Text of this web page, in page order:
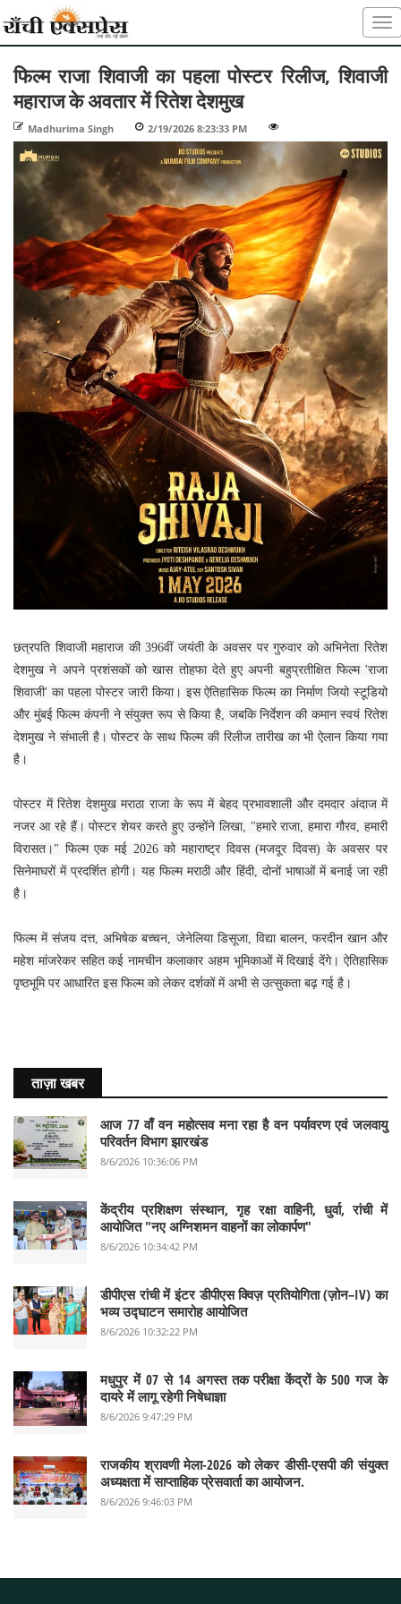
फिल्म राजा शिवाजी का पहला पोस्टर रिलीज, शिवाजी
महाराज के अवतार में रितेश देशमुख
Madhurima Singh 2/19/2026 8:23:33 PM
छत्रपति शिवाजी महाराज की 396वीं जयंती के अवसर पर गुरुवार को अभिनेता रितेश
देशमुख ने अपने प्रशंसकों को खास तोहफा देते हुए अपनी बहुप्रतीक्षित फिल्म 'राजा
शिवाजी' का पहला पोस्टर जारी किया। इस ऐतिहासिक फिल्म का निर्माण जियो स्टूडियो
और मुंबई फिल्म कंपनी ने संयुक्त रूप से किया है, जबकि निर्देशन की कमान स्वयं रितेश
देशमुख ने संभाली है। पोस्टर के साथ फिल्म की रिलीज तारीख का भी ऐलान किया गया
है।
पोस्टर में रितेश देशमुख मराठा राजा के रूप में बेहद प्रभावशाली और दमदार अंदाज में
नजर आ रहे हैं। पोस्टर शेयर करते हुए उन्होंने लिखा, "हमारे राजा, हमारा गौरव, हमारी
विरासत।" फिल्म एक मई 2026 को महाराष्ट्र दिवस (मजदूर दिवस) के अवसर पर
सिनेमाघरों में प्रदर्शित होगी। यह फिल्म मराठी और हिंदी, दोनों भाषाओं में बनाई जा रही
है।
फिल्म में संजय दत्त, अभिषेक बच्चन, जेनेलिया डिसूजा, विद्या बालन, फरदीन खान और
महेश मांजरेकर सहित कई नामचीन कलाकार अहम भूमिकाओं में दिखाई देंगे। ऐतिहासिक
पृष्ठभूमि पर आधारित इस फिल्म को लेकर दर्शकों में अभी से उत्सुकता बढ़ गई है।
ताज़ा खबर
आज 77 वाँ वन महोत्सव मना रहा है वन पर्यावरण एवं जलवायु
परिवर्तन विभाग झारखंड
8/6/2026 10:36:06 PM
केंद्रीय प्रशिक्षण संस्थान, गृह रक्षा वाहिनी, धुर्वा, रांची में
आयोजित "नए अग्निशमन वाहनों का लोकार्पण"
8/6/2026 10:34:42 PM
डीपीएस रांची में इंटर डीपीएस क्विज़ प्रतियोगिता (ज़ोन–IV) का
भव्य उद्घाटन समारोह आयोजित
8/6/2026 10:32:22 PM
मधुपुर में 07 से 14 अगस्त तक परीक्षा केंद्रों के 500 गज के
दायरे में लागू रहेगी निषेधाज्ञा
8/6/2026 9:47:29 PM
राजकीय श्रावणी मेला-2026 को लेकर डीसी-एसपी की संयुक्त
अध्यक्षता में साप्ताहिक प्रेसवार्ता का आयोजन.
8/6/2026 9:46:03 PM